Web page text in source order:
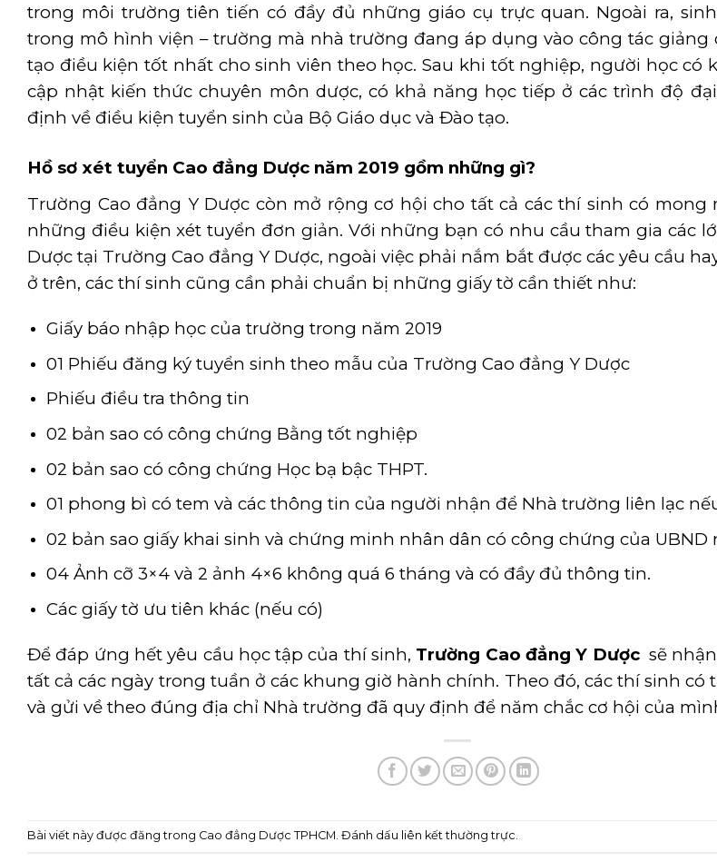
trong môi trường tiên tiến có đầy đủ những giáo cụ trực quan. Ngoài ra,
trong mô hình viện – trường mà nhà trường đang áp dụng vào công tác giảng
tạo điều kiện tốt nhất cho sinh viên theo học. Sau khi tốt nghiệp, người học có
cập nhật kiến thức chuyên môn dược, có khả năng học tiếp ở các trình độ
định về điều kiện tuyển sinh của Bộ Giáo dục và Đào tạo.
Hồ sơ xét tuyển Cao đẳng Dược năm 2019 gồm những gì?
Trường Cao đẳng Y Dược còn mở rộng cơ hội cho tất cả các thí sinh có
những điều kiện xét tuyển đơn giản. Với những bạn có nhu cầu tham gia các
Dược tại Trường Cao đẳng Y Dược, ngoài việc phải nắm bắt được các yêu cầu
ở trên, các thí sinh cũng cần phải chuẩn bị những giấy tờ cần thiết như:
Giấy báo nhập học của trường trong năm 2019
01 Phiếu đăng ký tuyển sinh theo mẫu của Trường Cao đẳng Y Dược
Phiếu điều tra thông tin
02 bản sao có công chứng Bằng tốt nghiệp
02 bản sao có công chứng Học bạ bậc THPT.
01 phong bì có tem và các thông tin của người nhận để Nhà trường liên lạc
02 bản sao giấy khai sinh và chứng minh nhân dân có công chứng của UBND
04 Ảnh cỡ 3×4 và 2 ảnh 4×6 không quá 6 tháng và có đầy đủ thông tin.
Các giấy tờ ưu tiên khác (nếu có)
Để đáp ứng hết yêu cầu học tập của thí sinh, Trường Cao đẳng Y Dược sẽ
tất cả các ngày trong tuần ở các khung giờ hành chính. Theo đó, các thí sinh có
và gửi về theo đúng địa chỉ Nhà trường đã quy định để năm chắc cơ hội của
Bài viết này được đăng trong Cao đẳng Dược TPHCM. Đánh dấu liên kết thường trực.